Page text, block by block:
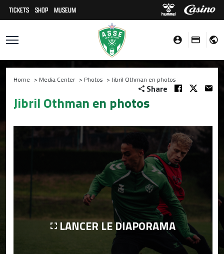
TICKETS SHOP MUSEUM
Home > Media Center > Photos > Jibril Othman en photos
Share
Jibril Othman en photos
LANCER LE DIAPORAMA